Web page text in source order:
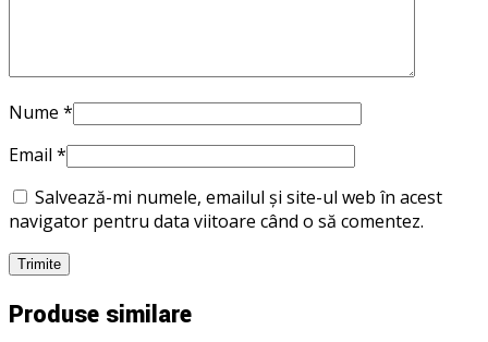
Nume *
Email *
Salvează-mi numele, emailul și site-ul web în acest
navigator pentru data viitoare când o să comentez.
Produse similare